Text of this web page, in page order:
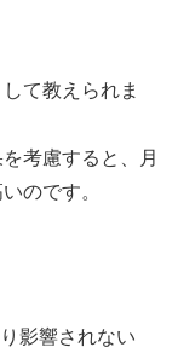
て教えられま
考慮すると、月
のです。
影響されない